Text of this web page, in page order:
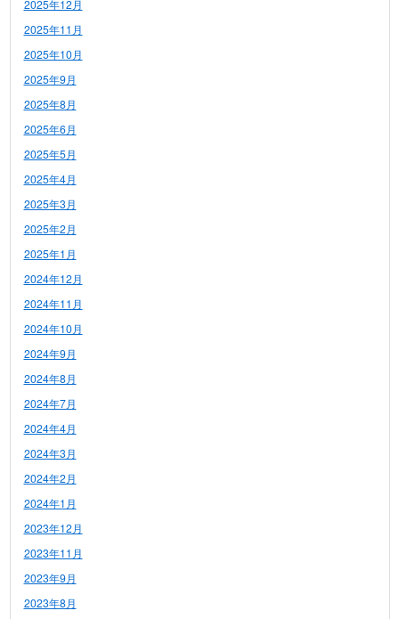
2025年12月
2025年11月
2025年10月
2025年9月
2025年8月
2025年6月
2025年5月
2025年4月
2025年3月
2025年2月
2025年1月
2024年12月
2024年11月
2024年10月
2024年9月
2024年8月
2024年7月
2024年4月
2024年3月
2024年2月
2024年1月
2023年12月
2023年11月
2023年9月
2023年8月